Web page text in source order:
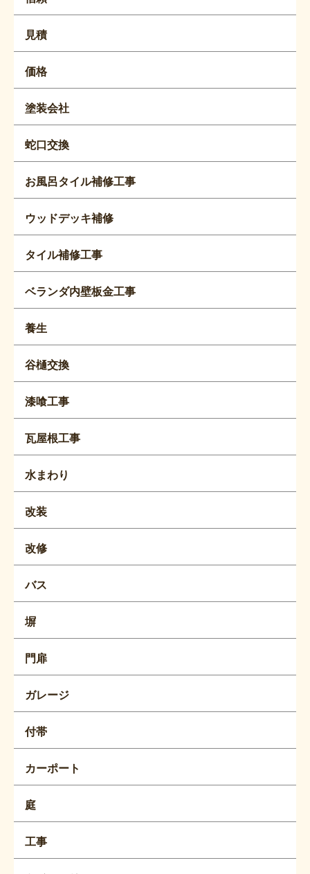
見積
価格
塗装会社
蛇口交換
お風呂タイル補修工事
ウッドデッキ補修
タイル補修工事
ベランダ内壁板金工事
養生
谷樋交換
漆喰工事
瓦屋根工事
水まわり
改装
改修
バス
塀
門扉
ガレージ
付帯
カーポート
庭
工事